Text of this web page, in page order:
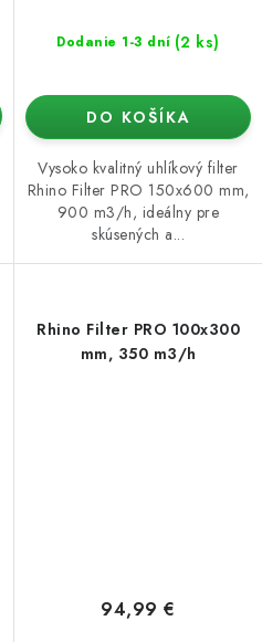
Dodanie 1-3 dní (2 ks)
DO KOŠÍKA
Vysoko kvalitný uhlíkový filter
Rhino Filter PRO 150x600 mm,
900 m3/h, ideálny pre
skúsených a...
Rhino Filter PRO 100x300
mm, 350 m3/h
94,99 €